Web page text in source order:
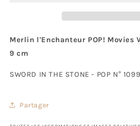
Merlin l'Enchanteur POP! Movies
9 cm
SWORD IN THE STONE - POP N°
Partager